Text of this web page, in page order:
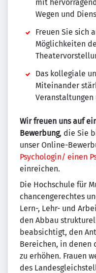
mit
Wegen und
Freuen Sie sich
Möglichkeiten
Das kollegiale
Miteinander
Wir freuen uns auf
Bewerbung, die Sie
unser Online-
Psychologin/ einen
einreichen.
Die Hochschule für
chancengerechtes
Lern-, Lehr- und
den Abbau
beabsichtigt, den
Bereichen, in denen
zu erhöhen. Frauen
des